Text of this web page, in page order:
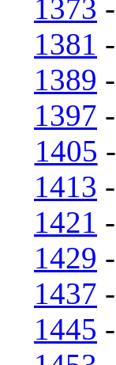
1373 -
1381 -
1389 -
1397 -
1405 -
1413 -
1421 -
1429 -
1437 -
1445 -